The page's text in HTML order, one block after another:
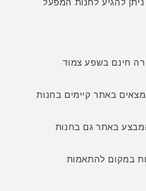
ניתן להגיע לחנות המפעל
חינם בשפע צמוד
באתר קיימים בחנות
באתר גם בחנות
במקום להתאמות